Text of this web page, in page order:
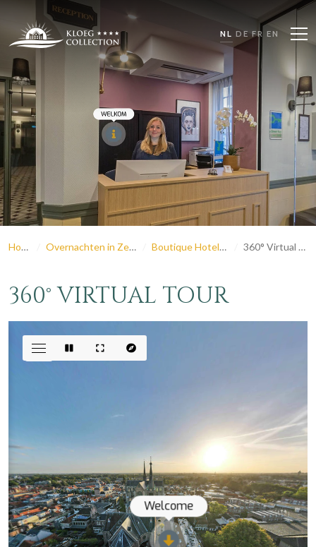
NL DE FR EN
Home Overnachten in Zeeland Boutique Hotel Rijks 360° Virtual Tour
360° VIRTUAL TOUR